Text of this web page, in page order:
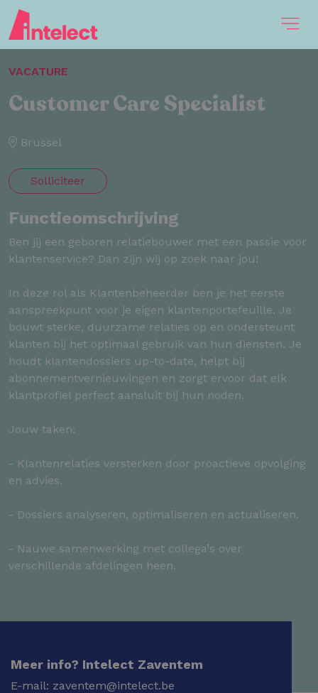
VACATURE
Customer Care Specialist
Brussel
Solliciteer
Functieomschrijving
Ben jij een geboren relatiebouwer met een passie voor
klantenservice? Dan zijn wij op zoek naar jou!
In deze rol als Klantenbeheerder ben je het eerste
aanspreekpunt voor je eigen klantenportefeuille. Je
bouwt sterke, duurzame relaties op en ondersteunt
klanten bij het optimaal gebruik van hun diensten. Je
houdt klantendossiers up-to-date, helpt bij
abonnementvernieuwingen en zorgt ervoor dat elk
klantprofiel perfect aansluit bij hun noden.
Jouw taken:
- Klantenrelaties versterken door proactieve opvolging
en advies.
- Dossiers analyseren, optimaliseren en actualiseren.
- Nauwe samenwerking met collega¹s over
verschillende afdelingen heen.
Meer info? Intelect Zaventem
E-mail: zaventem@intelect.be